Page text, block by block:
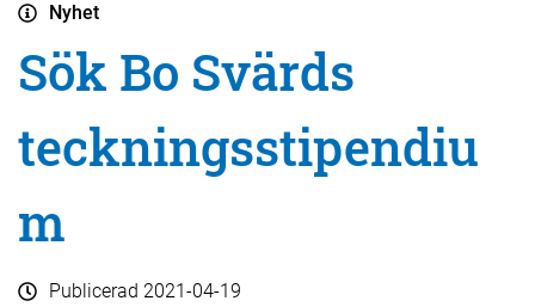
Nyhet
Sök Bo Svärds
teckningsstipendiu
m
Publicerad 2021-04-19